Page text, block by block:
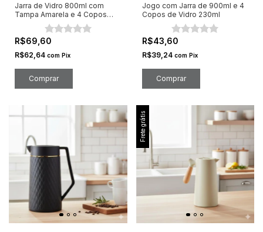
Jarra de Vidro 800ml com
Tampa Amarela e 4 Copos
R$69,60
R$62,64 com Pix
Jogo com Jarra de 900ml e 4
Copos de Vidro 230ml
R$43,60
R$39,24 com Pix
Frete grátis